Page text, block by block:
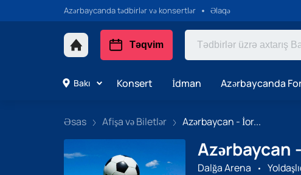
Azərbaycanda tədbirlər və konsertlər Əlaqə
Təqvim
Bakı Konsert İdman Azərbaycanda
Əsas Afişa və Biletlər Azərbaycan - İor...
Azərbaycan
Dalğa Arena